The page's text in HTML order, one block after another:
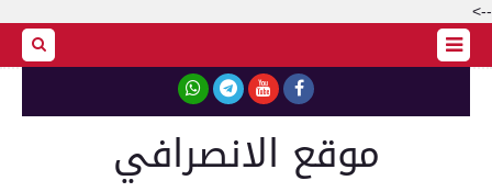
-->
موقع الانصرافي